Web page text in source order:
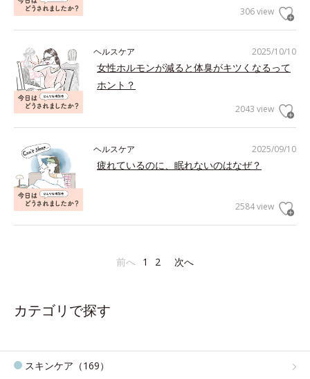
306 view
2025/10/10
ヘルスケア
女性ホルモンが減ると体臭がキツくなるって
ホント？
2043 view
2025/09/10
ヘルスケア
疲れているのに、眠れないのはなぜ？
2584 view
前へ 1 2 次へ
カテゴリで探す
スキンケア（169）